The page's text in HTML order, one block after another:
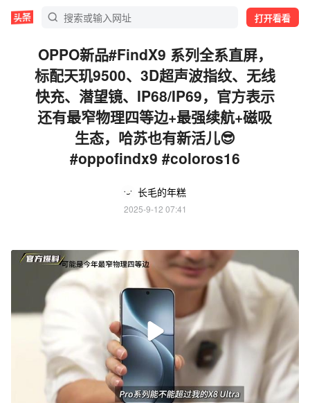
打开看看
OPPO新品#FindX9 系列全系直屏，
标配天玑9500、3D超声波指纹、无线
快充、潜望镜、IP68/IP69，官方表示
还有最窄物理四等边+最强续航+磁吸
生态，哈苏也有新活儿😎
#oppofindx9 #coloros16
长毛的年糕
2025-9-12 07:41